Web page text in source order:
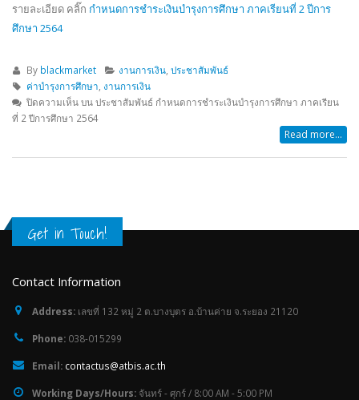
รายละเอียด คลิ๊ก กำหนดการชำระเงินบำรุงการศึกษา ภาคเรียนที่ 2 ปีการ
ศึกษา 2564
By blackmarket งานการเงิน ,ประชาสัมพันธ์
ค่าบำรุงการศึกษา งานการเงิน
ปิดความเห็นบน ประชาสัมพันธ์ กำหนดการชำระเงินบำรุงการศึกษา ภาคเรียน
ที่ 2 ปีการศึกษา 2564
Read more...
Get in Touch!
Contact Information
Address: เลขที่ 132 หมู่ 2 ต.บางบุตร อ.บ้านค่าย จ.ระยอง 21120
Phone: 038-015299
Email: contactus@atbis.ac.th
Working Days/Hours: จันทร์ - ศุกร์ / 8:00 AM - 5:00 PM